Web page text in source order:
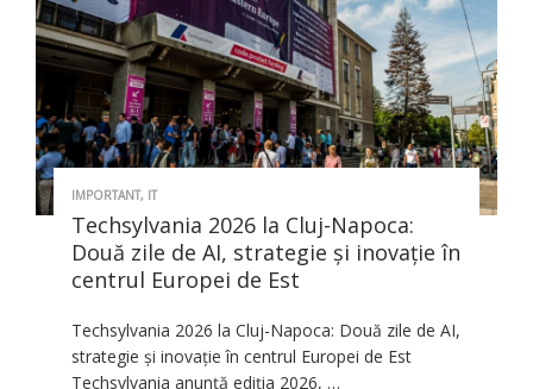
IMPORTANT, IT
Techsylvania 2026 la Cluj-Napoca:
Două zile de AI, strategie și inovație în
centrul Europei de Est
Techsylvania 2026 la Cluj-Napoca: Două zile de AI,
strategie și inovație în centrul Europei de Est
Techsylvania anunță ediția 2026, …